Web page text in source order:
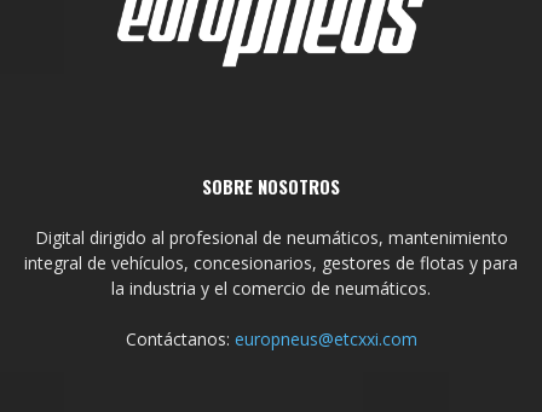
SOBRE NOSOTROS
Digital dirigido al profesional de neumáticos, mantenimiento
integral de vehículos, concesionarios, gestores de flotas y para
la industria y el comercio de neumáticos.
Contáctanos: europneus@etcxxi.com